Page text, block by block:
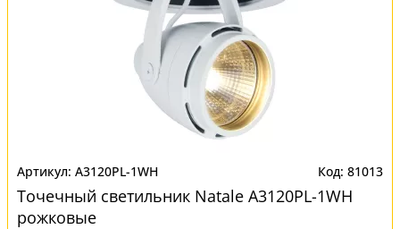
A3120PL-1WH 81013
Точечный светильник Natale A3120PL-1WH
рожковые